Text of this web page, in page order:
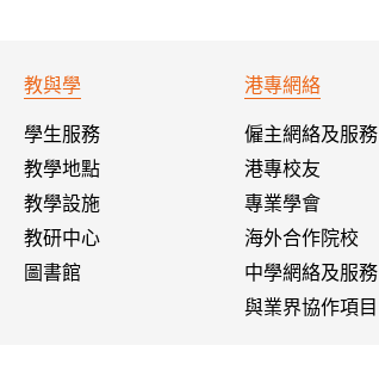
教與學
學生服務
教學地點
教學設施
教研中心
圖書館
港專網絡
僱主網絡及服務
港專校友
專業學會
海外合作院校
中學網絡及服務
與業界協作項目